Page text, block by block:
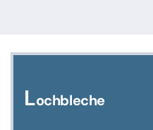
Lochbleche